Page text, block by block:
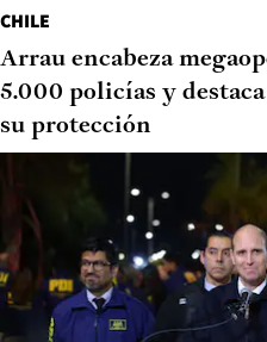
CHILE
Arrau encabeza
5.000 policías y
su protección